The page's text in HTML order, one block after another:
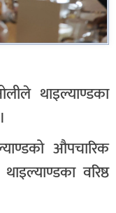
थाइल्याण्डका
औपचारिक
वरिष्ठ